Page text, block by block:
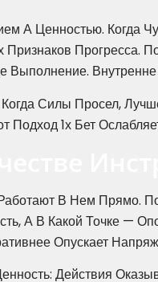
А Ценностью. Когда
Выполнение.
Силы Просел,
1х Бет
В Нем Прямо.
А В Какой Точке —
Опускает
Действия